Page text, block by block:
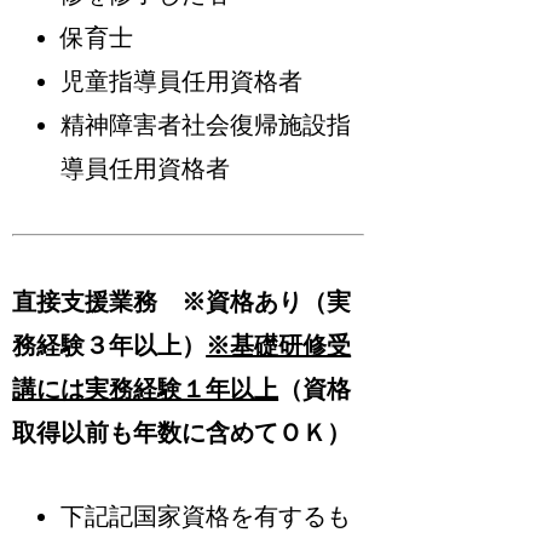
保育士
児童指導員任用資格者
精神障害者社会復帰施設指
導員任用資格者
直接支援業務 ※資格あり（実
務経験３年以上） ※基礎研修受
講には実務経験１年以上 （資格
取得以前も年数に含めてＯＫ）
下記記国家資格を有するも